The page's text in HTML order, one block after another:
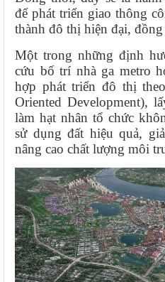
để phát triển giao thông
thành đô thị hiện đại,
Một trong những định
cứu bố trí nhà ga metro
hợp phát triển đô thị
Oriented Development),
làm hạt nhân tổ chức
sử dụng đất hiệu quả,
nâng cao chất lượng môi